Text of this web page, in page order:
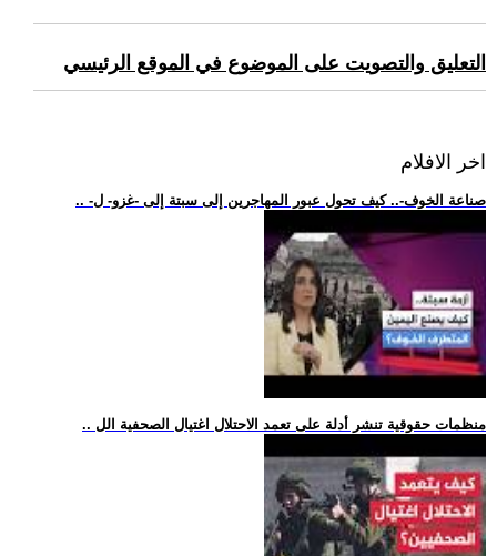
التعليق والتصويت على الموضوع في الموقع الرئيسي
اخر الافلام
.. -صناعة الخوف-.. كيف تحول عبور المهاجرين إلى سبتة إلى -غزو- ل
.. منظمات حقوقية تنشر أدلة على تعمد الاحتلال اغتيال الصحفية الل